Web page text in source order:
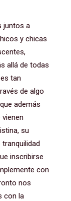
juntos a
y chicas
allá de todas
tan
de algo
además
su
inscribirse
con
nos
con la